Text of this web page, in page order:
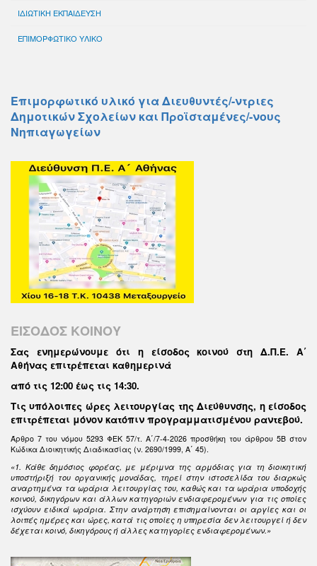
ΙΔΙΩΤΙΚΗ ΕΚΠΑΙΔΕΥΣΗ
ΕΠΙΜΟΡΦΩΤΙΚΟ ΥΛΙΚΟ
Επιμορφωτικό υλικό για Διευθυντές/-ντριες
Δημοτικών Σχολείων και Προϊσταμένες/-νους
Νηπιαγωγείων
ΕΙΣΟΔΟΣ ΚΟΙΝΟΥ
Σας ενημερώνουμε ότι η είσοδος κοινού στη Δ.Π.Ε. Α΄
Αθήνας επιτρέπεται καθημερινά
από τις 12:00 έως τις 14:30.
Τις υπόλοιπες ώρες λειτουργίας της Διεύθυνσης, η είσοδος
επιτρέπεται μόνον κατόπιν προγραμματισμένου ραντεβού.
Άρθρο 7 του νόμου 5293 ΦΕΚ 57/τ. Α΄/7-4-2026 προσθήκη του άρθρου 5Β στον
Κώδικα Διοικητικής Διαδικασίας (ν. 2690/1999, Α΄ 45).
«1. Κάθε δημόσιος φορέας, με μέριμνα της αρμόδιας για τη διοικητική
υποστήριξή του οργανικής μονάδας, τηρεί στην ιστοσελίδα του διαρκώς
αναρτημένα τα ωράρια λειτουργίας του, καθώς και τα ωράρια υποδοχής
κοινού, δικηγόρων και άλλων κατηγοριών ενδιαφερομένων για τις οποίες
ισχύουν ειδικά ωράρια. Στην ανάρτηση επισημαίνονται οι αργίες και οι
λοιπές ημέρες και ώρες, κατά τις οποίες η υπηρεσία δεν λειτουργεί ή δεν
δέχεται κοινό, δικηγόρους ή άλλες κατηγορίες ενδιαφερομένων.»